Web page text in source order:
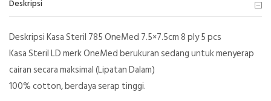
Deskripsi
Deskripsi Kasa Steril 785 OneMed 7.5×7.5cm 8 ply 5 pcs
Kasa Steril LD merk OneMed berukuran sedang untuk menyerap
cairan secara maksimal (Lipatan Dalam)
100% cotton, berdaya serap tinggi.